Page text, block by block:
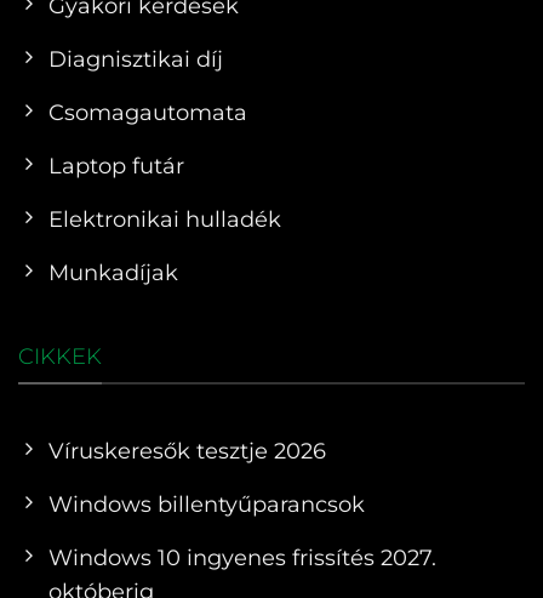
Gyakori kérdések
Diagnisztikai díj
Csomagautomata
Laptop futár
Elektronikai hulladék
Munkadíjak
CIKKEK
Víruskeresők tesztje 2026
Windows billentyűparancsok
Windows 10 ingyenes frissítés 2027.
októberig